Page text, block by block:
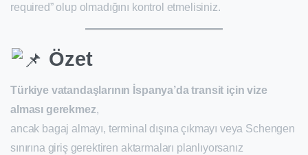
required” olup olmadığını kontrol etmelisiniz.
Özet
Türkiye vatandaşlarının İspanya’da transit için vize
alması gerekmez,
ancak bagaj almayı, terminal dışına çıkmayı veya Schengen
sınırına giriş gerektiren aktarmaları planlıyorsanız